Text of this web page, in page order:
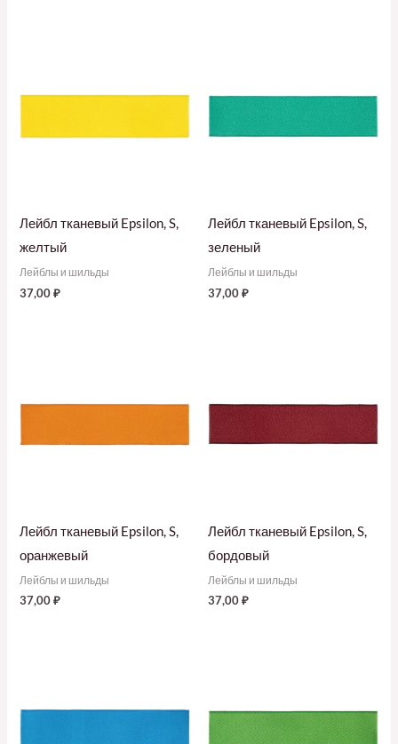
Лейбл тканевый Epsilon, S,
желтый
Лейблы и шильды
37,00₽
Лейбл тканевый Epsilon, S,
зеленый
Лейблы и шильды
37,00₽
Лейбл тканевый Epsilon, S,
оранжевый
Лейблы и шильды
37,00₽
Лейбл тканевый Epsilon, S,
бордовый
Лейблы и шильды
37,00₽